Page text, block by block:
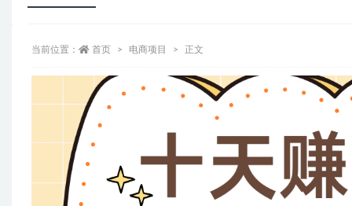
当前位置： 首页 电商项目 正文